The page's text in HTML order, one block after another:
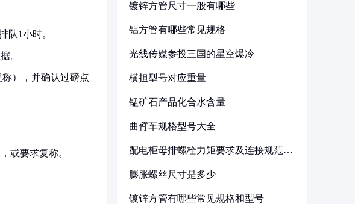
队1小时。
。
），并确认过磅点
或要求复称。
镀锌方管尺寸一般有哪些
铝方管有哪些常见规格
光线传媒参投三国的星空爆冷
横担型号对应重量
锰矿石产品化合水含量
曲臂车规格型号大全
配电柜母排螺栓力矩要求及连接规范详
膨胀螺丝尺寸是多少
镀锌方管有哪些常见规格和型号